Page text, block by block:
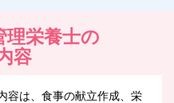
理栄養士の
容
容は、食事の献立作成、栄